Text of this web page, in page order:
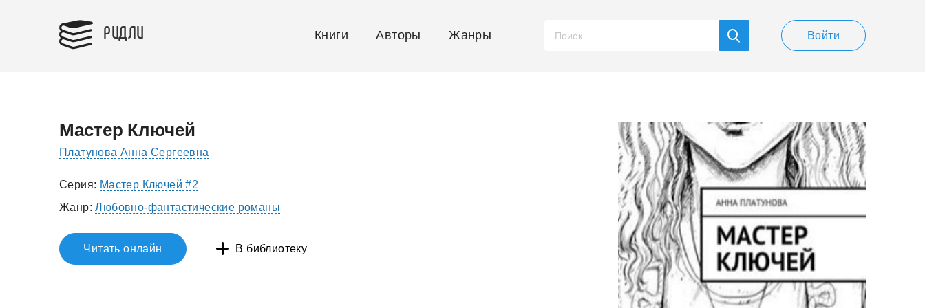
РИДЛИ Книги Авторы Жанры Войти
Мастер Ключей
Платунова Анна Сергеевна
Серия: Мастер Ключей #2
Жанр:Любовно-фантастические романы
Читать онлайн В библиотеку